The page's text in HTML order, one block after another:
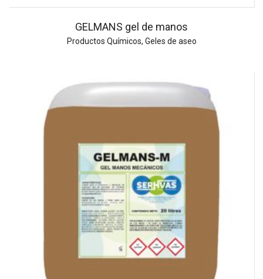
GELMANS gel de manos
Productos Químicos, Geles de aseo